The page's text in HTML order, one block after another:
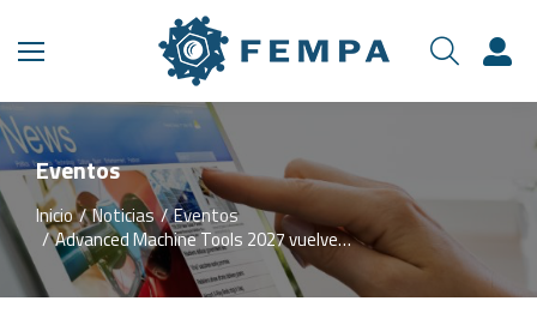
Eventos
Estás aquí:
Inicio Noticias
Eventos
Advanced Machine Tools 2027 vuelve…